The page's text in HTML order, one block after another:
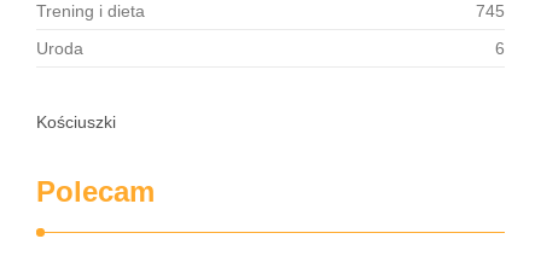
Trening i dieta
745
Uroda
6
Kościuszki
Polecam